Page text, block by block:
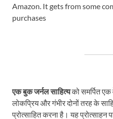
Amazon. It gets from some
purchases
एक बुक जर्नल साहित्यको समर्पित
लोकप्रिय और गंभीर दोनों तरह के
प्रोत्साहित करना है। यह प्रोत्साहन